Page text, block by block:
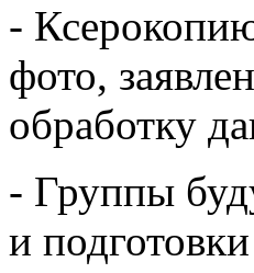
-
фото,
обработку
- Группы
и